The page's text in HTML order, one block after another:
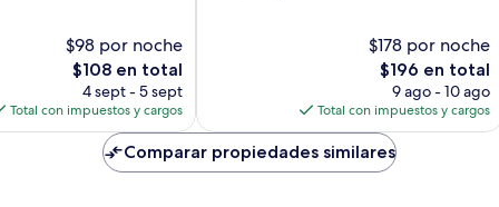
$98 por noche
El
precio
actual
es
$108 en total
4 sept - 5 sept
Total con impuestos y cargos
$178 por noche
El
precio
actual
es
de
$196
$196 en total
9 ago - 10 ago
Total con impuestos y cargos
Comparar propiedades similares